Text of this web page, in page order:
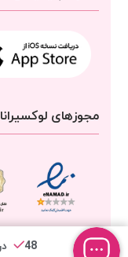
48 در انبار
مجوزهای لوکسیرانا